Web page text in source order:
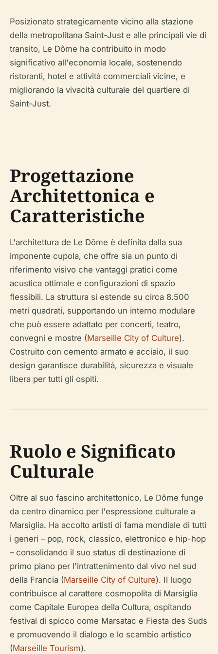
Posizionato strategicamente vicino alla stazione
della metropolitana Saint-Just e alle principali vie di
transito, Le Dôme ha contribuito in modo
significativo all'economia locale, sostenendo
ristoranti, hotel e attività commerciali vicine, e
migliorando la vivacità culturale del quartiere di
Saint-Just.
Progettazione
Architettonica e
Caratteristiche
L'architettura de Le Dôme è definita dalla sua
imponente cupola, che offre sia un punto di
riferimento visivo che vantaggi pratici come
acustica ottimale e configurazioni di spazio
flessibili. La struttura si estende su circa 8.500
metri quadrati, supportando un interno modulare
che può essere adattato per concerti, teatro,
convegni e mostre (Marseille City of Culture).
Costruito con cemento armato e acciaio, il suo
design garantisce durabilità, sicurezza e visuale
libera per tutti gli ospiti.
Ruolo e Significato
Culturale
Oltre al suo fascino architettonico, Le Dôme funge
da centro dinamico per l'espressione culturale a
Marsiglia. Ha accolto artisti di fama mondiale di tutti
i generi – pop, rock, classico, elettronico e hip-hop
– consolidando il suo status di destinazione di
primo piano per l'intrattenimento dal vivo nel sud
della Francia (Marseille City of Culture). Il luogo
contribuisce al carattere cosmopolita di Marsiglia
come Capitale Europea della Cultura, ospitando
festival di spicco come Marsatac e Fiesta des Suds
e promuovendo il dialogo e lo scambio artistico
(Marseille Tourism).